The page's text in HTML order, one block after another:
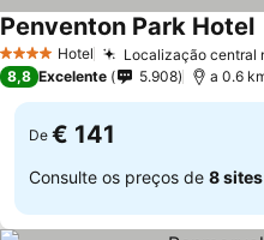
4 EstrelasHotel Localização central
Penventon Park Hotel
8,8 Excelente 5.908 a 0.6
De € 141
Consulte os preços de 8 sites